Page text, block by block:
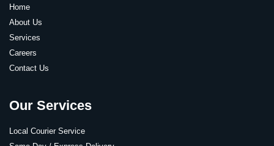
Home
About Us
Services
Careers
Contact Us
Our Services
Local Courier Service